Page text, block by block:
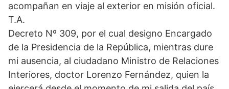
acompañan en viaje al exterior en misión oficial.
T.A.
Decreto Nº 309, por el cual designo Encargado
de la Presidencia de la República, mientras dure
mi ausencia, al ciudadano Ministro de Relaciones
Interiores, doctor Lorenzo Fernández, quien la